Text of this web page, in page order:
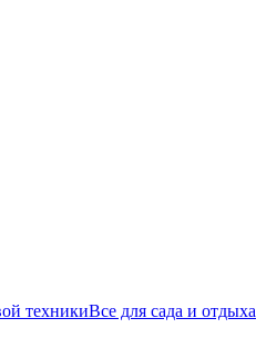
техникиВсе для сада и отдыха